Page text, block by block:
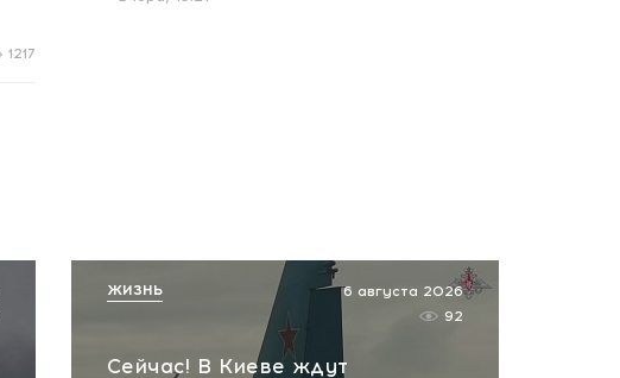
1217
Сейчас! В Киеве ждут
6 августа 2026
92
ЖИЗНЬ